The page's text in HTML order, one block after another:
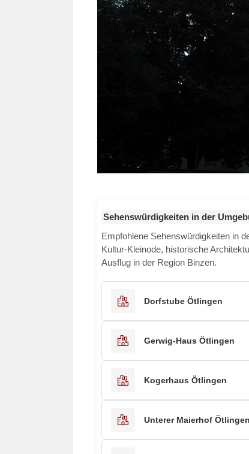
Sehenswürdigkeiten in der
Empfohlene Sehenswürdigkeiten in
Kultur-Kleinode, historische
Ausflug in der Region Binzen.
Dorfstube Ötlingen
Gerwig-Haus Ötlingen
Kogerhaus Ötlingen
Unterer Maierhof Ötlingen